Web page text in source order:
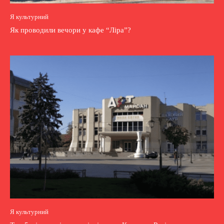
Я культурний
Як проводили вечори у кафе “Ліра”?
Я культурний